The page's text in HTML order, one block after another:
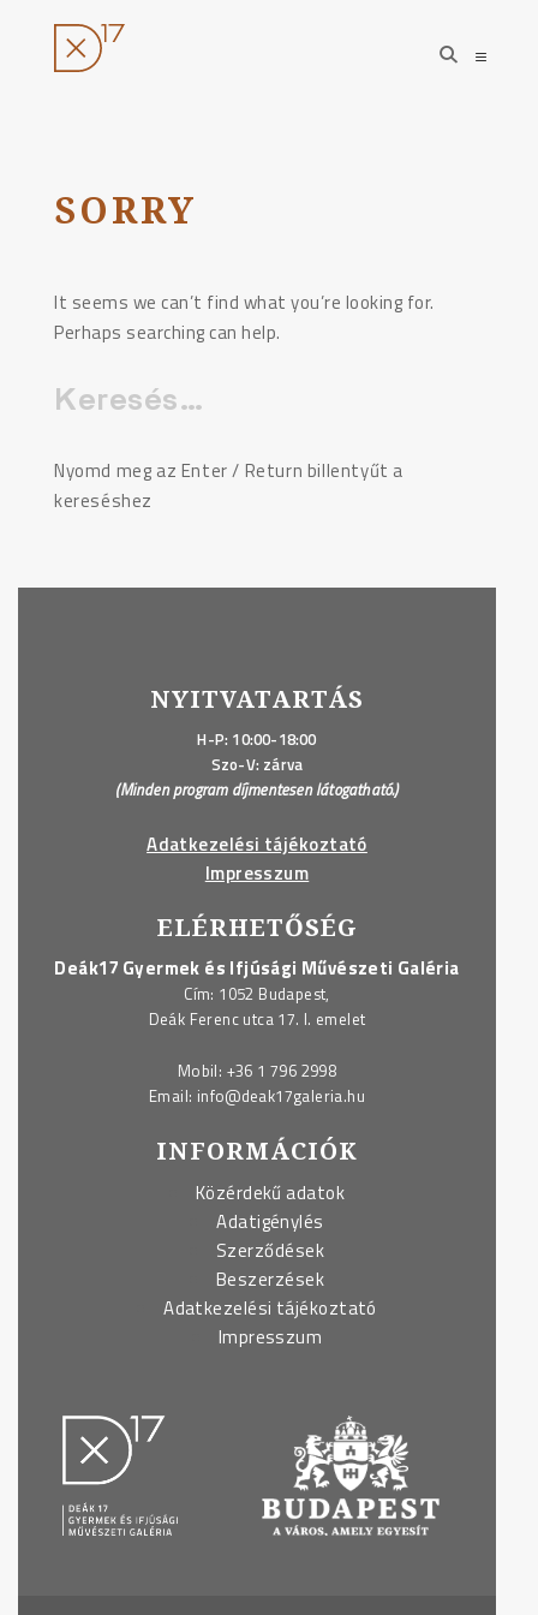
tartalomhoz
open
search
open
SORRY
It seems we can’t find what you’re looking for.
Perhaps searching can help.
Keresés:
Nyomd meg az Enter / Return billentyűt a
kereséshez
NYITVATARTÁS
H-P: 10:00-18:00
Szo-V: zárva
(Minden program díjmentesen látogatható.)
Adatkezelési tájékoztató
Impresszum
ELÉRHETŐSÉG
Deák17 Gyermek és Ifjúsági Művészeti Galéria
Cím: 1052 Budapest,
Deák Ferenc utca 17. I. emelet
Mobil: +36 1 796 2998
Email: info@deak17galeria.hu
INFORMÁCIÓK
Közérdekű adatok
Adatigénylés
Szerződések
Beszerzések
Adatkezelési tájékoztató
Impresszum